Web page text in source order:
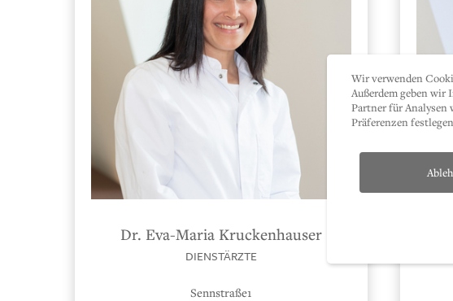
Dr. Eva-Maria Kruckenhauser
DIENSTÄRZTE
Sennstraße1
Wir verwenden
Außerdem geben wir
Partner für Analysen
Präferenzen